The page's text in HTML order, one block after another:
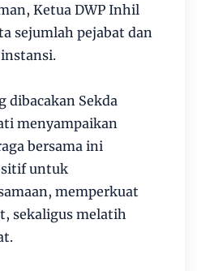
Ketua DWP Inhil
sejumlah pejabat dan
dibacakan Sekda
menyampaikan
bersama ini
untuk
memperkuat
sekaligus melatih